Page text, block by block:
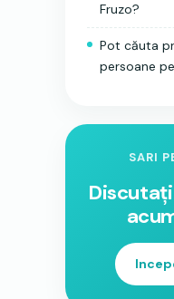
Fruzo?
Pot căuta
persoane
SARI